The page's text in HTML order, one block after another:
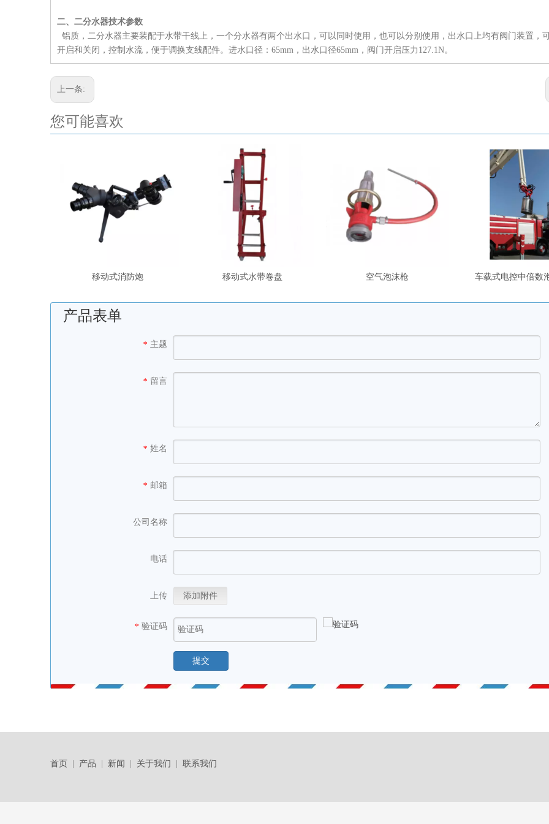
二、二分水器技术参数
铝质，二分水器主要装配于水带干线上，一个分水器有两个出水口，可以同时使用，也可以分别使用，出水口上均有阀门装置，
开启和关闭，控制水流，便于调换支线配件。进水口径：65mm，出水口径65mm，阀门开启压力127.1N。
上一条:
您可能喜欢
移动式消防炮 移动式水带卷盘 空气泡沫枪 车载式电控中倍数
产品表单
* 主题
* 留言
* 姓名
* 邮箱
公司名称
电话
上传 添加附件
* 验证码
提交
首页 产品 新闻 关于我们 联系我们